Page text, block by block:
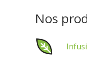
h
e
Nos